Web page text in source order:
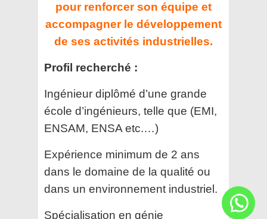
pour renforcer son équipe et
accompagner le développement
de ses activités industrielles.
Profil recherché :
Ingénieur diplômé d’une grande
école d’ingénieurs, telle que (EMI,
ENSAM, ENSA etc.…)
Expérience minimum de 2 ans
dans le domaine de la qualité ou
dans un environnement industriel.
Spécialisation en génie